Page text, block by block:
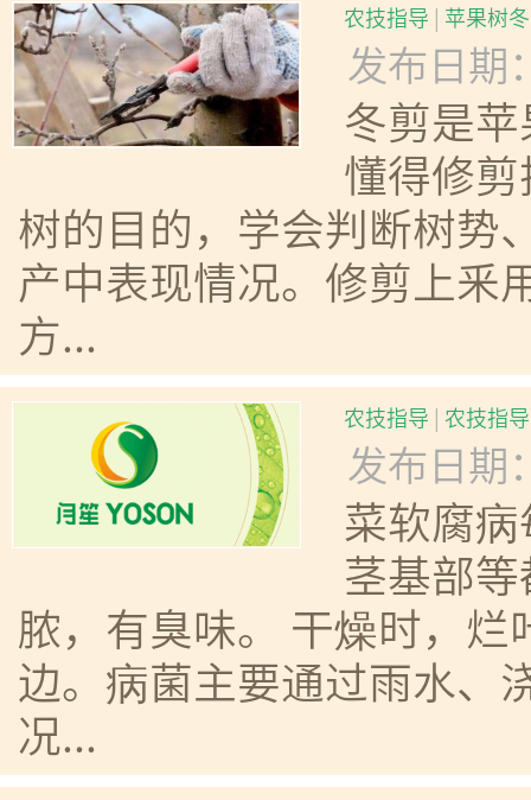
农技指导 | 苹果树
发布日期
冬剪是
懂得修
树的目的，学会判断树势
产中表现情况。修剪上釆
方...
农技指导 | 农技指
发布日期
菜软腐
茎基部
脓，有臭味。 干燥时，
边。病菌主要通过雨水、
况...